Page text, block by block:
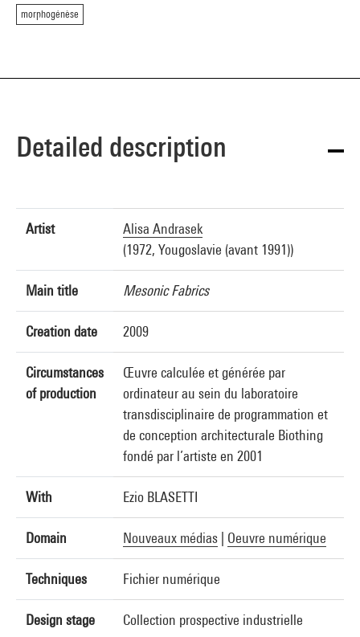
morphogénèse
Detailed description
Artist
Alisa Andrasek
(1972, Yougoslavie (avant 1991))
Main title Mesonic Fabrics
Creation date 2009
Circumstances
of production
Œuvre calculée et générée par
ordinateur au sein du laboratoire
transdisciplinaire de programmation et
de conception architecturale Biothing
fondé par l’artiste en 2001
With Ezio BLASETTI
Domain Nouveaux médias Oeuvre numérique
Techniques Fichier numérique
Design stage Collection prospective industrielle